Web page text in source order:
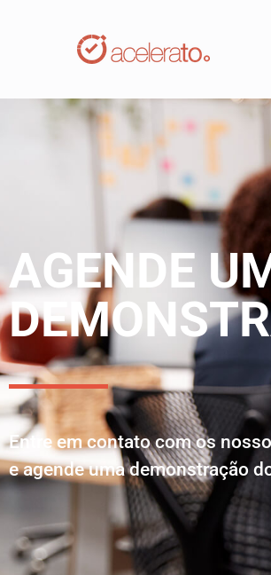
AGENDE
Entre em contato com os
e agende uma demonstração